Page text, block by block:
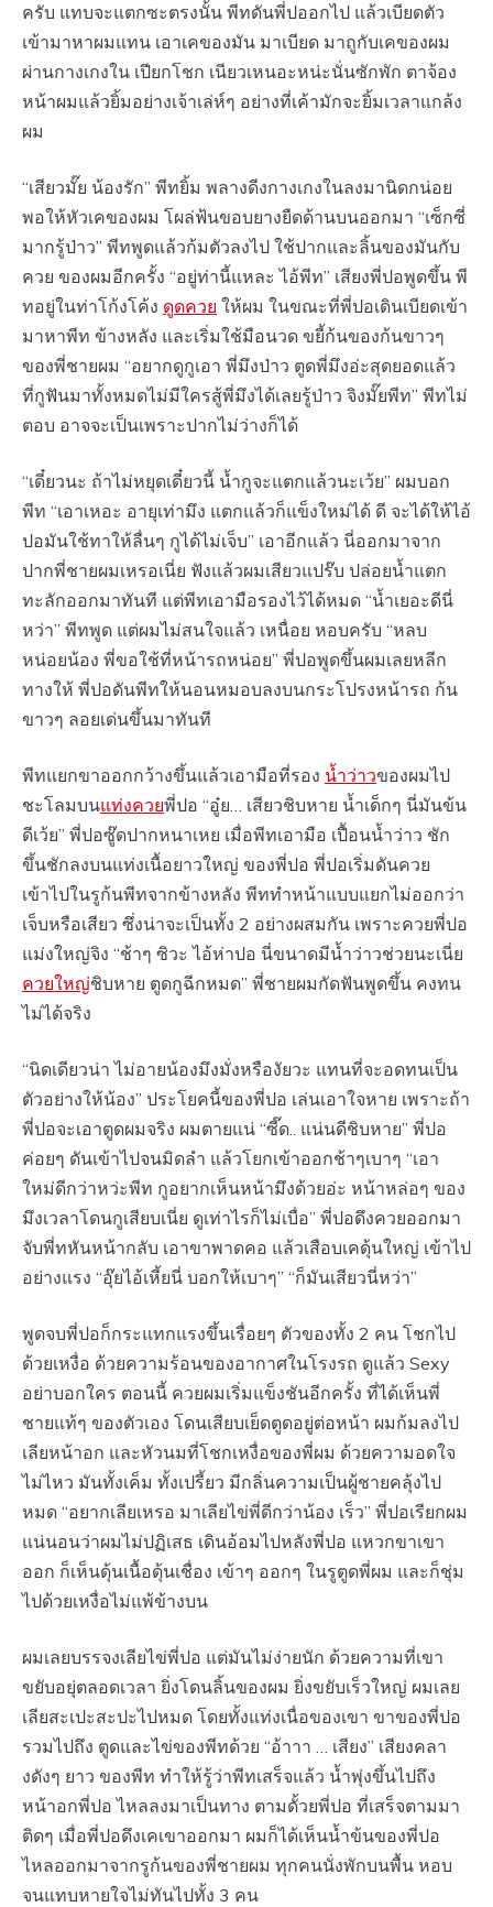
ครับ แทบจะแตกซะตรงนั้น พีทดันพี่ปออกไป แล้วเบียดตัว
เข้ามาหาผมแทน เอาเคของมัน มาเบียด มาถูกับเคของผม
ผ่านกางเกงใน เปียกโชก เนียวเหนอะหน่ะนั่นซักพัก ตาจ้อง
หน้าผมแล้วยิ้มอย่างเจ้าเล่ห์ๆ อย่างที่เค้ามักจะยิ้มเวลาแกล้ง
ผม
“เสียวมั๊ย น้องรัก” พีทยิ้ม พลางดีงกางเกงในลงมานิดกน่อย
พอให้หัวเคของผม โผล่ฟ้นขอบยางยืดด้านบนออกมา “เซ็กซี่
มากรู้ป่าว” พีทพูดแล้วก้มตัวลงไป ใช้ปากและลิ้นของมันกับ
ควย ของผมอีกครั้ง “อยู่ท่านี้แหละ ไอ้พีท” เสียงพี่ปอพูดขึ้น พี
ทอยู่ในท่าโก้งโค้ง ดูดควย ให้ผม ในขณะที่พี่ปอเดินเบียดเข้า
มาหาพีท ข้างหลัง และเริ่มใช้มือนวด ขยี้ก้นของก้นขาวๆ
ของพี่ชายผม “อยากดูกูเอา พี่มึงป่าว ตูดพี่มึงอ่ะสุดยอดแล้ว
ที่กูฟันมาทั้งหมดไม่มีใครสู้พี่มึงได้เลยรู้ป่าว จิงมั๊ยพีท” พีทไม่
ตอบ อาจจะเป็นเพราะปากไม่ว่างก็ได้
“เดี๋ยวนะ ถ้าไม่หยุดเดี๋ยวนี้ น้ำกูจะแตกแล้วนะเว้ย” ผมบอก
พีท “เอาเหอะ อายุเท่ามึง แตกแล้วก็แข็งใหม่ได้ ดี จะได้ให้ไอ้
ปอมันใช้ทาให้ลื่นๆ กูได้ไม่เจ็บ” เอาอีกแล้ว นี่ออกมาจาก
ปากพี่ชายผมเหรอเนี่ย ฟังแล้วผมเสียวแปร๊บ ปล่อยน้ำแตก
ทะลักออกมาทันที แต่พีทเอามือรองไว้ได้หมด “น้ำเยอะดีนี่
หว่า” พีทพูด แต่ผมไม่สนใจแล้ว เหนื่อย หอบครับ “หลบ
หน่อยน้อง พี่ขอใช้ที่หน้ารถหน่อย” พี่ปอพูดขึ้นผมเลยหลีก
ทางให้ พี่ปอดันพีทให้นอนหมอบลงบนกระโปรงหน้ารถ ก้น
ขาวๆ ลอยเด่นขึ้นมาทันที
พีทแยกขาออกกว้างขึ้นแล้วเอามือที่รอง น้ำว่าวของผมไป
ชะโลมบนแท่งควยพี่ปอ “อู๋ย… เสียวชิบหาย น้ำเด็กๆ นี่มันข้น
ดีเว้ย” พี่ปอซู๊ดปากหนาเหย เมื่อพีทเอามือ เปื้อนน้ำว่าว ชัก
ขึ้นชักลงบนแท่งเนื้อยาวใหญ่ ของพี่ปอ พี่ปอเริ่มดันควย
เข้าไปในรูก้นพีทจากข้างหลัง พีททำหน้าแบบแยกไม่ออกว่า
เจ็บหรือเสียว ซึ่งน่าจะเป็นทั้ง 2 อย่างผสมกัน เพราะควยพี่ปอ
แม่งใหญ่จิง “ช้าๆ ซิวะ ไอ้ห่าปอ นี่ขนาดมีน้ำว่าวช่วยนะเนี่ย
ควยใหญ่ชิบหาย ตูดกูฉีกหมด” พี่ชายผมกัดฟันพูดขึ้น คงทน
ไม่ได้จริง
“นิดเดียวน่า ไม่อายน้องมึงมั่งหรืองัยวะ แทนที่จะอดทนเป็น
ตัวอย่างให้น้อง” ประโยคนี้ของพี่ปอ เล่นเอาใจหาย เพราะถ้า
พี่ปอจะเอาตูดผมจริง ผมตายแน่ “ซี๊ด.. แน่นดีชิบหาย” พี่ปอ
ค่อยๆ ดันเข้าไปจนมิดลำ แล้วโยกเข้าออกช้าๆเบาๆ “เอา
ใหม่ดีกว่าหว่ะพีท กูอยากเห็นหน้ามึงด้วยอ่ะ หน้าหล่อๆ ของ
มึงเวลาโดนกูเสียบเนี่ย ดูเท่าไรก็ไม่เบื่อ” พี่ปอดึงควยออกมา
จับพี่ทหันหน้ากลับ เอาขาพาดคอ แล้วเสือบเคดุ้นใหญ่ เข้าไป
อย่างแรง “อุ๊ยไอ้เหี้ยนี่ บอกให้เบาๆ” “ก็มันเสียวนี่หว่า”
พูดจบพี่ปอก็กระแทกแรงขึ้นเรื่อยๆ ตัวของทั้ง 2 คน โชกไป
ด้วยเหงื่อ ด้วยความร้อนของอากาศในโรงรถ ดูแล้ว Sexy
อย่าบอกใคร ตอนนี้ ควยผมเริ่มแข็งชันอีกครั้ง ที่ได้เห็นพี่
ชายแท้ๆ ของตัวเอง โดนเสียบเย็ดตูดอยู่ต่อหน้า ผมก้มลงไป
เลียหน้าอก และหัวนมที่โชกเหงื่อของพี่ผม ด้วยความอดใจ
ไม่ไหว มันทั้งเค็ม ทั้งเปรี้ยว มีกลิ่นความเป็นผู้ชายคลุ้งไป
หมด “อยากเลียเหรอ มาเลียไข่พี่ดีกว่าน้อง เร็ว” พี่ปอเรียกผม
แน่นอนว่าผมไม่ปฏิเสธ เดินอ้อมไปหลังพี่ปอ แหวกขาเขา
ออก ก็เห็นดุ้นเนื้อดุ้นเชื่อง เข้าๆ ออกๆ ในรูตูดพี่ผม และก็ชุ่ม
ไปด้วยเหงื่อไม่แพ้ข้างบน
ผมเลยบรรจงเลียไข่พี่ปอ แต่มันไม่ง่ายนัก ด้วยความที่เขา
ขยับอยุ่ตลอดเวลา ยิ่งโดนลิ้นของผม ยิ่งขยับเร็วใหญ่ ผมเลย
เลียสะเปะสะปะไปหมด โดยทั้งแท่งเนื่อของเขา ขาของพี่ปอ
รวมไปถึง ตูดและไข่ของพีทด้วย “อ้าาา … เสียง” เสียงคลา
งดังๆ ยาว ของพีท ทำให้รู้ว่าพีทเสร็จแล้ว น้ำพุ่งขึ้นไปถึง
หน้าอกพี่ปอ ไหลลงมาเป็นทาง ตามดั้วยพี่ปอ ที่เสร็จตามมา
ติดๆ เมื่อพี่ปอดึงเคเขาออกมา ผมก็ได้เห็นน้ำข้นของพี่ปอ
ไหลออกมาจากรูก้นของพี่ชายผม ทุกคนนั่งพักบนพื้น หอบ
จนแทบหายใจไม่ทันไปทั้ง 3 คน